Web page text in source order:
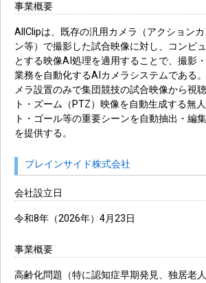
事業概要
AllClipは、既存の汎用カメラ（アクション
ン等）で撮影した試合映像に対し、コンピ
とする映像AI処理を適用することで、撮影
業務を自動化するAIカメラシステムである
メラ設置のみで集団競技の試合映像から視
ト・ズーム（PTZ）映像を自動生成する無
ト・ゴール等の重要シーンを自動抽出・編
を提供する。
ブレインサイド株式会社
会社設立日
令和8年（2026年）4月23日
事業概要
高齢化問題（特に認知症早期発見、独居老